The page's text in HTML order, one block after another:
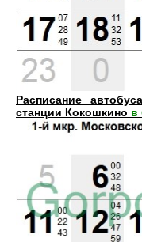
Расписание
станции Кокошкино в